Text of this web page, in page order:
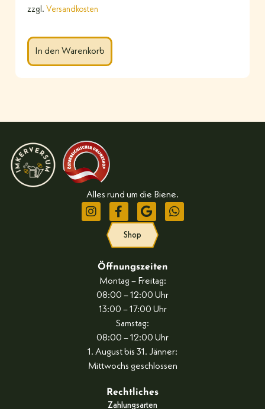
zzgl. Versandkosten
In den Warenkorb
Alles rund um die Biene.
Shop
Öffnungszeiten
Montag – Freitag:
08:00 – 12:00 Uhr
13:00 – 17:00 Uhr
Samstag:
08:00 – 12:00 Uhr
1. August bis 31. Jänner:
Mittwochs geschlossen
Rechtliches
Zahlungsarten